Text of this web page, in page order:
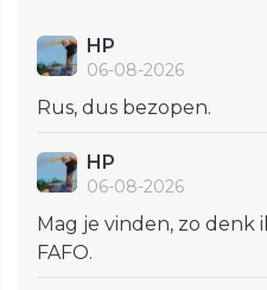
HP
06-08-2026
Rus, dus bezopen.
HP
06-08-2026
Mag je vinden, zo denk
FAFO.